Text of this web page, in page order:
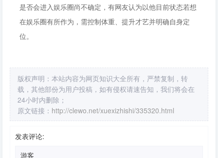
是否会进入娱乐圈尚不确定，有网友认为以他目前状态若想
在娱乐圈有所作为，需控制体重、提升才艺并明确自身定
位。
版权声明：本站内容为网页知识大全所有，严禁复制，转
载，其他部份为用户投稿，如有侵权请速告知，我们将会在
24小时内删除；
原文链接： http://clewo.net/xuexizhishi/335320.html
发表评论: